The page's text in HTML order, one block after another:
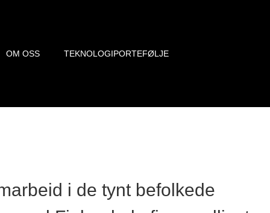
OM OSS TEKNOLOGIPORTEFØLJE
i de tynt befolkede